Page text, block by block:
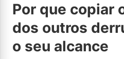
Por que copiar
dos outros
o seu alcance